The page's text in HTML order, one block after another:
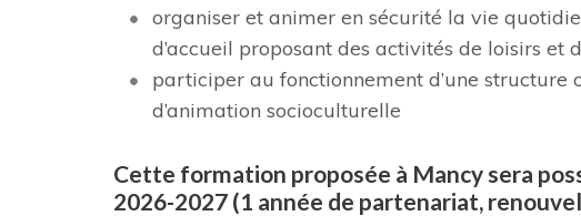
organiser et animer en sécurité la vie
d’accueil proposant des activités de loisirs et
participer au fonctionnement d’une structure
d’animation socioculturelle
Cette formation proposée à Mancy sera
2026-2027 (1 année de partenariat,